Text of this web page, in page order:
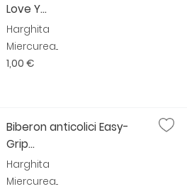
Love Y...
Harghita
Miercurea...
1,00 €
Biberon anticolici Easy-
Grip...
Harghita
Miercurea...